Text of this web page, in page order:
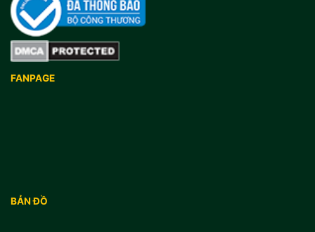
FANPAGE
BẢN ĐỒ